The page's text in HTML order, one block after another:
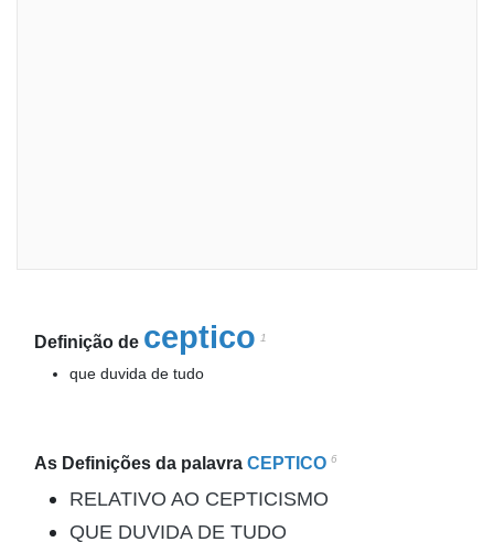
Definição de ceptico 1
que duvida de tudo
As Definições da palavra CEPTICO 6
RELATIVO AO CEPTICISMO
QUE DUVIDA DE TUDO